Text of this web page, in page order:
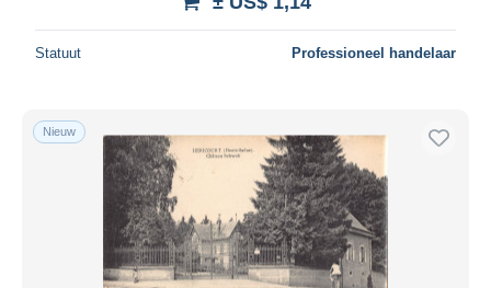
Statuut Professioneel handelaar
Nieuw